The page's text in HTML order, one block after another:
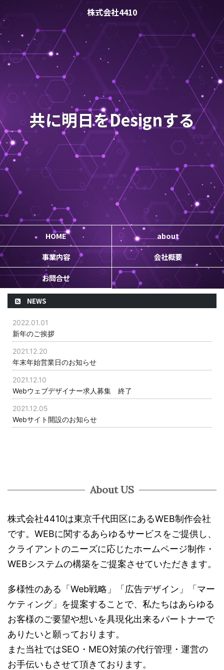
株式会社4410
共に明日をDesignする
HOME
about
事業内容
会社概要
お問合せ
NEWS
2022.01.01
新年のご挨拶
2021.12.20
年末年始営業日のお知らせ
2021.12.10
Webウェブデザイナー求人募集 終了
2021.12.05
Webサイト開設のお知らせ
About US
株式会社4410は東京千代田区にあるWEB制作会社
です。WEBに関するあらゆるサービスをご提供し、
クライアントのニーズに応じたホームページ制作・
WEBシステムの構築をご提案させていただきます。
多様性のある「Web戦略」「広告デザイン」「マー
ケティング」を提案することで、私たちはあらゆる
お客様のご要望や想いを具現化出来るパートナーで
ありたいと願っております。
また当社ではSEO・MEO対策の代行管理・運営の
お手伝いもさせて頂きております。